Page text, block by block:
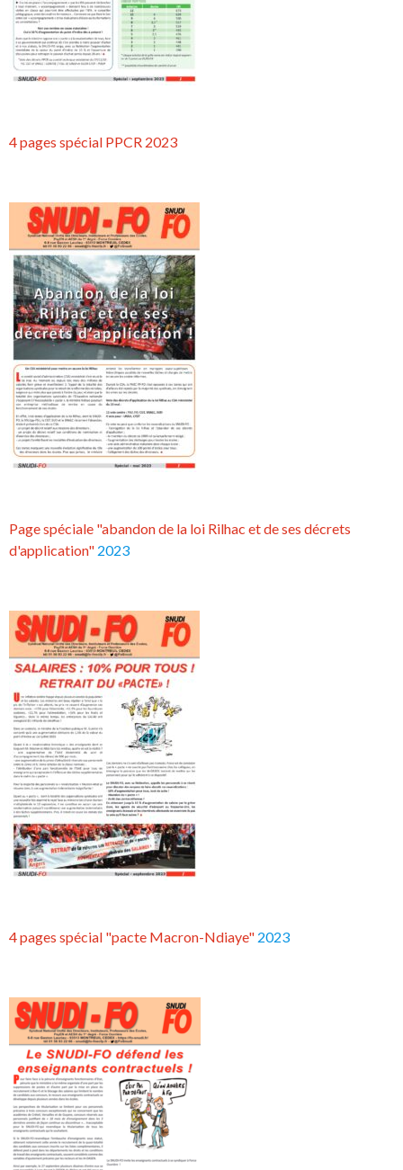
4 pages spécial PPCR 2023
Page spéciale "abandon de la loi Rilhac et de ses décrets
d'application" 2023
4 pages spécial "pacte Macron-Ndiaye" 2023